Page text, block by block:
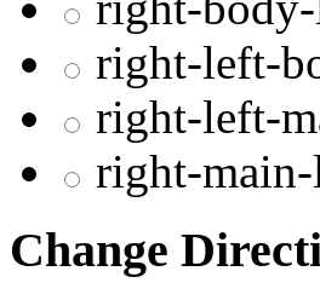
right-left-
right-left-
right-
Change